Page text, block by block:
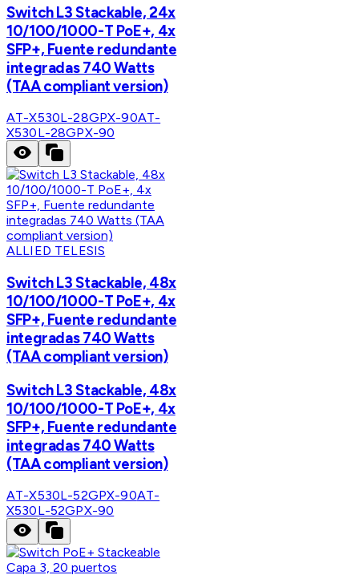
Switch L3 Stackable, 24x
10/100/1000-T PoE+, 4x
SFP+, Fuente redundante
integradas 740 Watts
(TAA compliant version)
AT-X530L-28GPX-90AT-
X530L-28GPX-90
ALLIED TELESIS
Switch L3 Stackable, 48x
10/100/1000-T PoE+, 4x
SFP+, Fuente redundante
integradas 740 Watts
(TAA compliant version)
Switch L3 Stackable, 48x
10/100/1000-T PoE+, 4x
SFP+, Fuente redundante
integradas 740 Watts
(TAA compliant version)
AT-X530L-52GPX-90AT-
X530L-52GPX-90